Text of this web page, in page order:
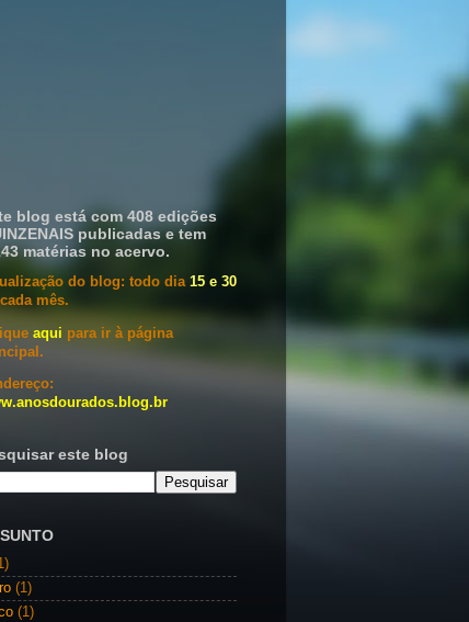
blog está com 408 edições
publicadas e tem
matérias no acervo.
do blog: todo dia 15 e 30
mês.
aqui para ir à página
este blog
(1)
(1)